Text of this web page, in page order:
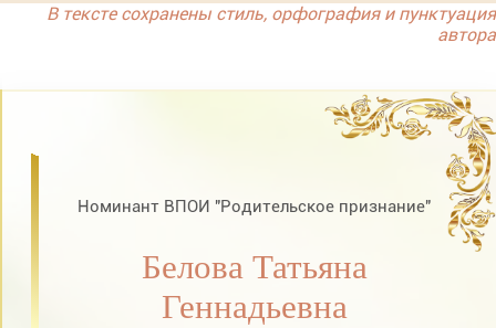
В тексте сохранены стиль, орфография и пунктуация
автора
Номинант ВПОИ "Родительское признание"
Белова Татьяна
Геннадьевна